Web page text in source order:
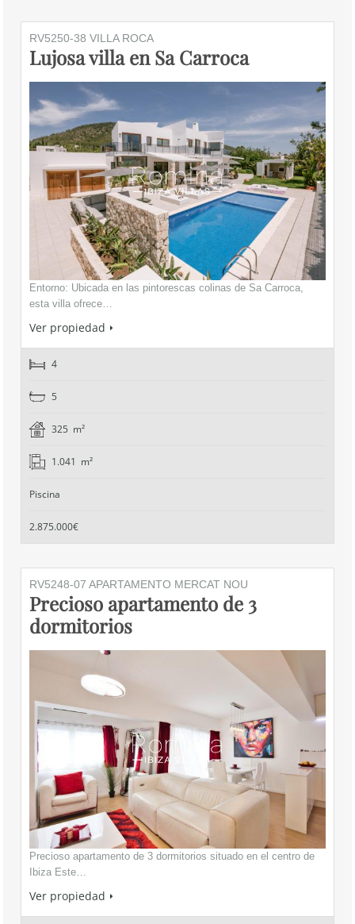
RV5250-38 VILLA ROCA
Lujosa villa en Sa Carroca
Entorno: Ubicada en las pintorescas colinas de Sa Carroca,
esta villa ofrece…
Ver propiedad
4
5
325 m²
1.041 m²
Piscina
2.875.000€
RV5248-07 APARTAMENTO MERCAT NOU
Precioso apartamento de 3
dormitorios
Precioso apartamento de 3 dormitorios situado en el centro de
Ibiza Este…
Ver propiedad